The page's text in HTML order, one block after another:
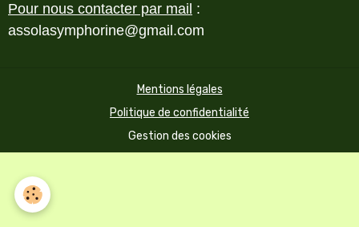
Pour nous contacter par mail :
assolasymphorine@gmail.com
Mentions légales
Politique de confidentialité
Gestion des cookies